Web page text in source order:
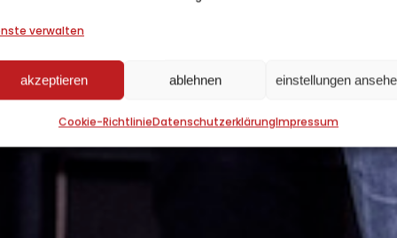
verwalten
akzeptieren ablehnen einstellungen
Cookie-RichtlinieDatenschutzerklärungImpressum